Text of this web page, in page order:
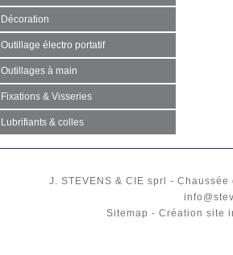
Décoration
Outillage électro portatif
Outillages à main
Fixations & Visseries
Lubrifiants & colles
J. STEVENS & CIE sprl - Chaussée
Sitemap - Création site